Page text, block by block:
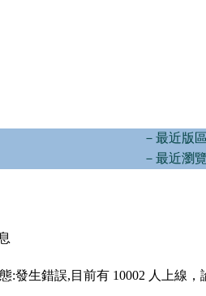
－最近版
－最近瀏
:發生錯誤,目前有 10002 人上線